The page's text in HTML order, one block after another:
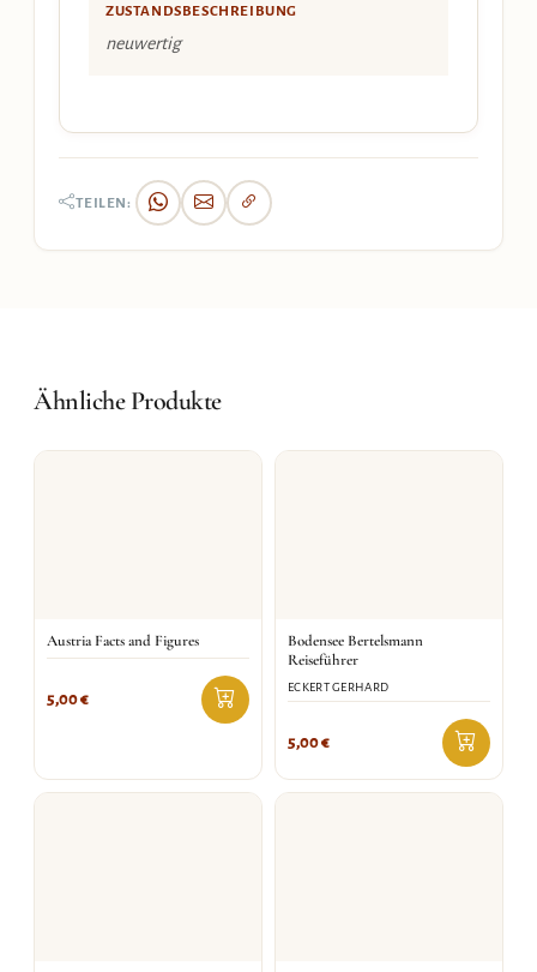
ZUSTANDSBESCHREIBUNG
neuwertig
TEILEN:
Ähnliche Produkte
Austria Facts and Figures
5,00€
Bodensee Bertelsmann
Reiseführer
ECKERT GERHARD
5,00€